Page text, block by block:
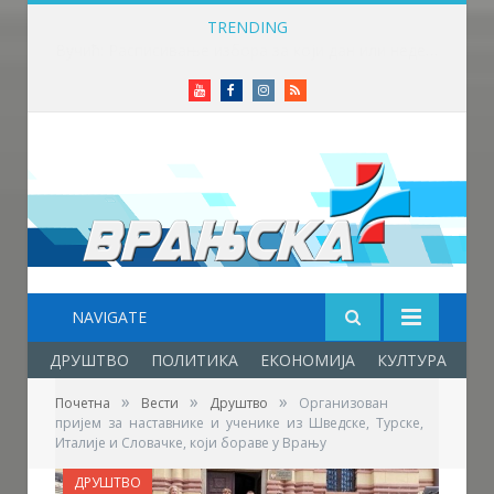
TRENDING
YoutubeFacebookInstagram
RSS
NAVIGATE
ДРУШТВО ПОЛИТИКА ЕКОНОМИЈА КУЛТУРА
Почетна » Вести » Друштво »
Организован
пријем за наставнике и ученике из Шведске, Турске,
Италије и Словачке, који бораве у Врању
ДРУШТВО